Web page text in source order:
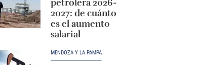
petrolera 2026-
2027: de cuánto
es el aumento
salarial
MENDOZA Y LA PAMPA